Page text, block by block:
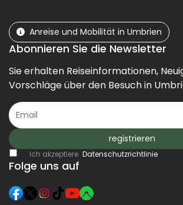
Anreise und Mobilität in Umbrien
Abonnieren Sie die Newsletter
Sie erhalten Reiseinformationen,
Vorschläge über den Besuch in
registrieren
Ich akzeptiere Datenschutzrichtlinie
Folge uns auf